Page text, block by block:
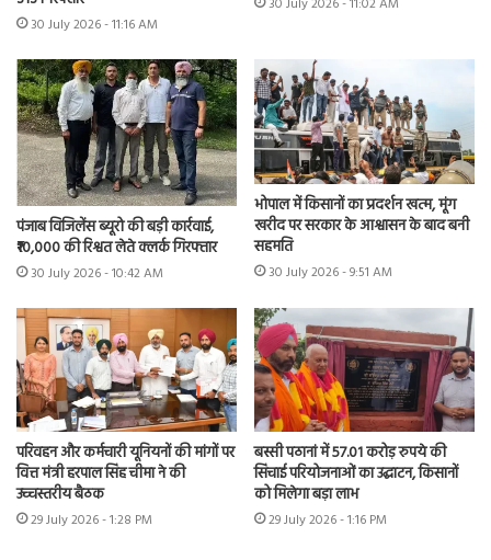
30 July 2026 - 11:16 AM
पंजाब विजिलेंस ब्यूरो की बड़ी कार्रवाई,
₹10,000 की रिश्वत लेते क्लर्क गिरफ्तार
30 July 2026 - 10:42 AM
भोपाल में किसानों का प्रदर्शन खत्म, मूंग
खरीद पर सरकार के आश्वासन के बाद बनी
सहमति
30 July 2026 - 9:51 AM
परिवहन और कर्मचारी यूनियनों की मांगों पर
वित्त मंत्री हरपाल सिंह चीमा ने की
उच्चस्तरीय बैठक
29 July 2026 - 1:28 PM
बस्सी पठानां में 57.01 करोड़ रुपये की
सिंचाई परियोजनाओं का उद्घाटन, किसानों
को मिलेगा बड़ा लाभ
29 July 2026 - 1:16 PM